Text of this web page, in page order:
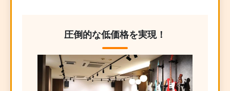
圧倒的な低価格を実現！